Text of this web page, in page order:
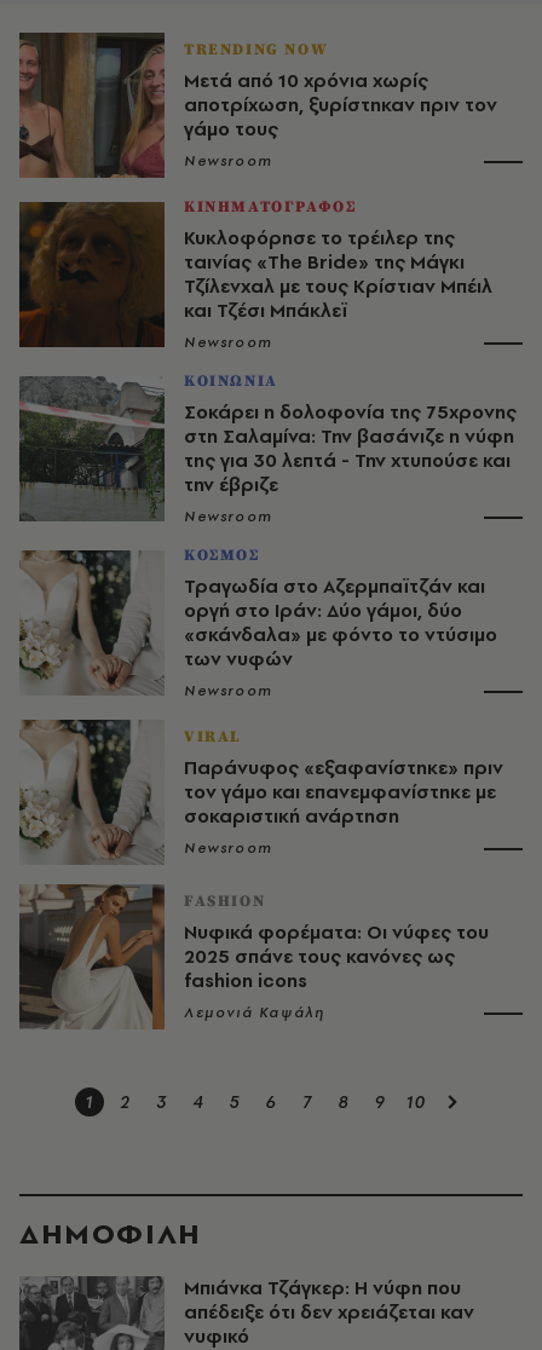
TRENDING NOW
Μετά από 10 χρόνια χωρίς
αποτρίχωση, ξυρίστηκαν πριν τον
γάμο τους
Newsroom
ΚΙΝΗΜΑΤΟΓΡΑΦΟΣ
Κυκλοφόρησε το τρέιλερ της
ταινίας «The Bride» της Μάγκι
Τζίλενχαλ με τους Κρίστιαν Μπέιλ
και Τζέσι Μπάκλεϊ
Newsroom
ΚΟΙΝΩΝΙΑ
Σοκάρει η δολοφονία της 75χρονης
στη Σαλαμίνα: Την βασάνιζε η νύφη
της για 30 λεπτά - Την χτυπούσε και
την έβριζε
Newsroom
ΚΟΣΜΟΣ
Τραγωδία στο Αζερμπαϊτζάν και
οργή στο Ιράν: Δύο γάμοι, δύο
«σκάνδαλα» με φόντο το ντύσιμο
των νυφών
Newsroom
VIRAL
Παράνυφος «εξαφανίστηκε» πριν
τον γάμο και επανεμφανίστηκε με
σοκαριστική ανάρτηση
Newsroom
FASHION
Νυφικά φορέματα: Οι νύφες του
2025 σπάνε τους κανόνες ως
fashion icons
Λεμονιά Καψάλη
1 2 3 4 5 6 7 8 9 10
ΔΗΜΟΦΙΛΗ
Mπιάνκα Τζάγκερ: Η νύφη που
απέδειξε ότι δεν χρειάζεται καν
νυφικό